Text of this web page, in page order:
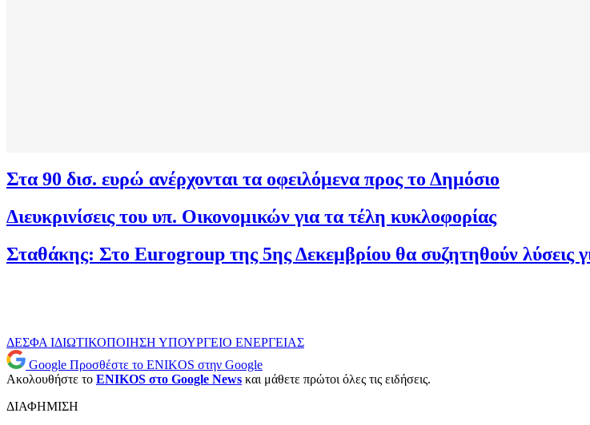
Στα 90 δισ. ευρώ ανέρχονται τα οφειλόμενα προς το Δημόσιο
Διευκρινίσεις του υπ. Οικονομικών για τα τέλη κυκλοφορίας
Σταθάκης: Στο Eurogroup της 5ης Δεκεμβρίου θα συζητηθούν λύσεις
ΔΕΣΦΑ ΙΔΙΩΤΙΚΟΠΟΙΗΣΗ ΥΠΟΥΡΓΕΙΟ ΕΝΕΡΓΕΙΑΣ
Google Προσθέστε το ENIKOS στην Google
Ακολουθήστε το ENIKOS στο Google News και μάθετε πρώτοι όλες τις ειδήσεις.
ΔΙΑΦΗΜΙΣΗ